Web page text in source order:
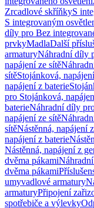
Zrcadlové skříňkyS
S integrovaným
díly pro Bez
prvkyMadlaDalší
armaturyNáhradní díly
napájení ze sítě
sítěStojánková,
napájení z baterie
pro Stojánková,
baterieNáhradní díly
napájení ze sítě
sítěNástěnná, napájení
napájení z baterie
Nástěnná, napájení z
dvěma pákami
dvěma pákami
umyvadlové armatury
armaturyPřipojení
spotřebiče a výlevky